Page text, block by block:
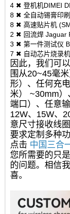
4 ✖ 登机机DIMEI
8 ✖ 全自动锡膏印
8 ✖ 高速贴片机
2 ✖ 回流焊 Jaguar
3 ✖ 第一件测试仪
7 ✖ 自动芯片烧录
因此，我们可
围从20~45毫
形）、任何充
米） ~30mm
端口）、任意
12W、15W、
意尺寸接收线
要求定制多种功
点击 中国三合
您所需要的只
的问题。相信
喜。